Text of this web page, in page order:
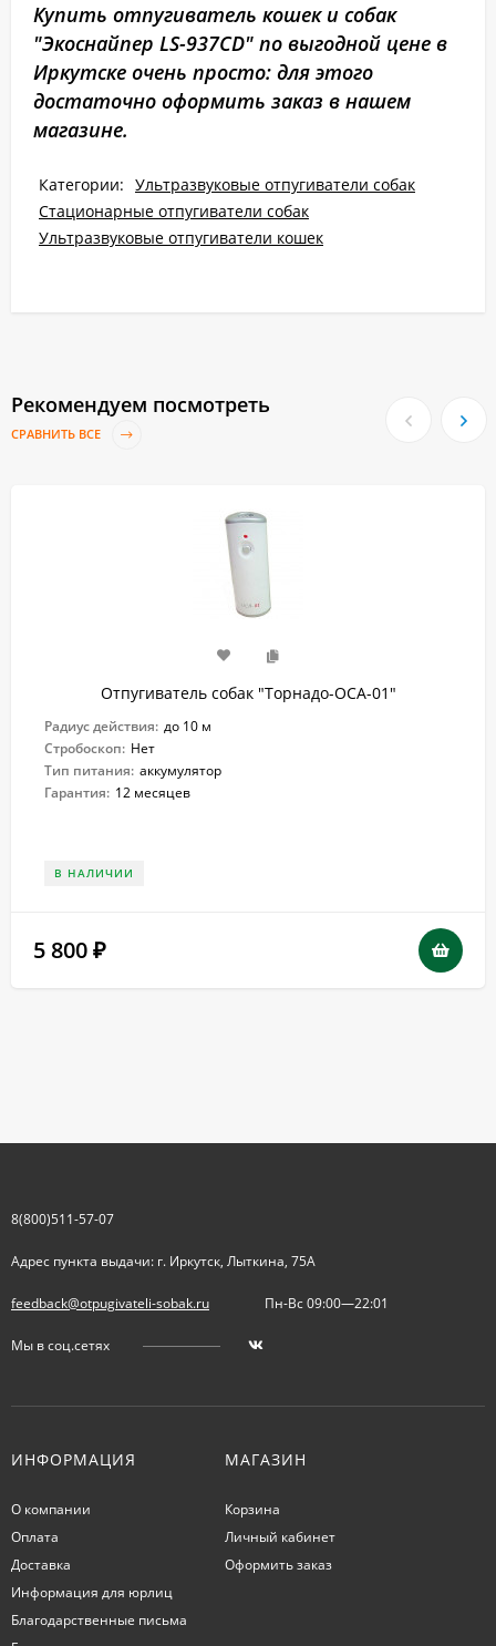
Купить отпугиватель кошек и собак
"Экоснайпер LS-937CD" по выгодной цене в
Иркутске очень просто: для этого
достаточно оформить заказ в нашем
магазине.
Категории: Ультразвуковые отпугиватели собак
Стационарные отпугиватели собак
Ультразвуковые отпугиватели кошек
Рекомендуем посмотреть
СРАВНИТЬ ВСЕ
Отпугиватель собак "Торнадо-ОСА-01"
Радиус действия: до 10 м
Стробоскоп: Нет
Тип питания: аккумулятор
Гарантия: 12 месяцев
В НАЛИЧИИ
5 800 ₽
8(800)511-57-07
Адрес пункта выдачи: г. Иркутск, Лыткина, 75А
feedback@otpugivateli-sobak.ru Пн-Вс 09:00—22:01
Мы в соц.сетях
ИНФОРМАЦИЯ
О компании
Оплата
Доставка
Информация для юрлиц
Благодарственные письма
МАГАЗИН
Корзина
Личный кабинет
Оформить заказ